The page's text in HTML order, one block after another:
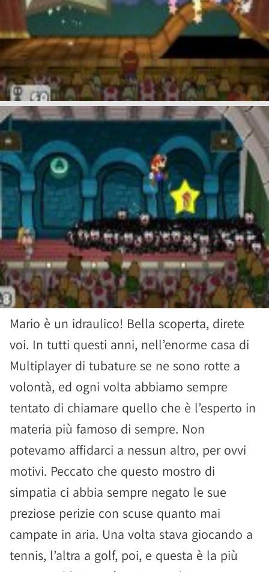
Mario è un idraulico! Bella scoperta, direte
voi. In tutti questi anni, nell’enorme casa di
Multiplayer di tubature se ne sono rotte a
volontà, ed ogni volta abbiamo sempre
tentato di chiamare quello che è l’esperto in
materia più famoso di sempre. Non
potevamo affidarci a nessun altro, per ovvi
motivi. Peccato che questo mostro di
simpatia ci abbia sempre negato le sue
preziose perizie con scuse quanto mai
campate in aria. Una volta stava giocando a
tennis, l’altra a golf, poi, e questa è la più